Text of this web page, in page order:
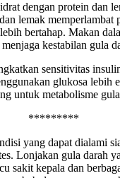
dengan protein dan
lemak memperlambat
bertahap. Makan
kestabilan gula
sensitivitas
glukosa lebih
untuk metabolisme
*********
yang dapat dialami
Lonjakan gula darah
sakit kepala dan